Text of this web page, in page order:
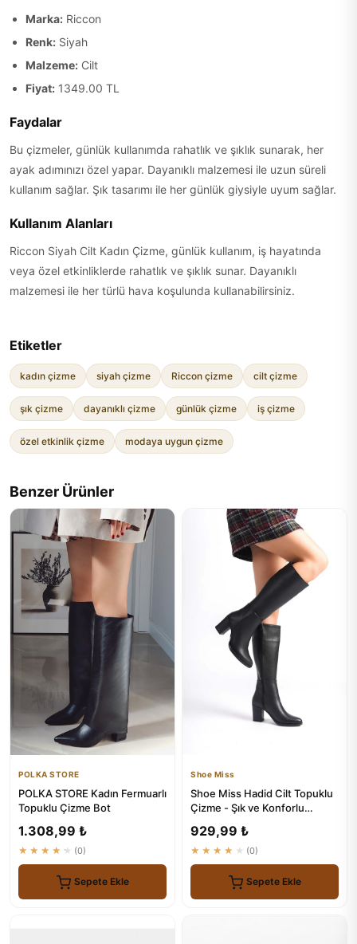
Marka: Riccon
Renk: Siyah
Malzeme: Cilt
Fiyat: 1349.00 TL
Faydalar
Bu çizmeler, günlük kullanımda rahatlık ve şıklık sunarak, her
ayak adımınızı özel yapar. Dayanıklı malzemesi ile uzun süreli
kullanım sağlar. Şık tasarımı ile her günlük giysiyle uyum sağlar.
Kullanım Alanları
Riccon Siyah Cilt Kadın Çizme, günlük kullanım, iş hayatında
veya özel etkinliklerde rahatlık ve şıklık sunar. Dayanıklı
malzemesi ile her türlü hava koşulunda kullanabilirsiniz.
Etiketler
kadın çizme siyah çizme Riccon çizme cilt çizme
şık çizme dayanıklı çizme günlük çizme iş çizme
özel etkinlik çizme modaya uygun çizme
Benzer Ürünler
POLKA STORE
POLKA STORE Kadın Fermuarlı
Topuklu Çizme Bot
1.308,99 ₺
★★★★★ (0)
Sepete Ekle
Shoe Miss
Shoe Miss Hadid Cilt Topuklu
Çizme - Şık ve Konforlu
929,99 ₺
★★★★★ (0)
Sepete Ekle